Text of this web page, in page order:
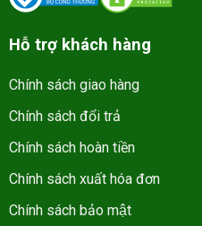
Hỗ trợ khách hàng
Chính sách giao hàng
Chính sách đổi trả
Chính sách hoàn tiền
Chính sách xuất hóa đơn
Chính sách bảo mật